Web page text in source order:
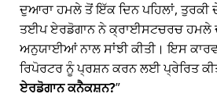
ਦੁਆਰਾ ਹਮਲੇ ਤੋਂ ਇੱਕ ਦਿਨ ਪਹਿਲਾਂ, ਤੁਰਕੀ
ਤਈਪ ਏਰਡੋਗਾਨ ਨੇ ਕ੍ਰਾਈਸਟਚਰਚ ਹਮਲੇ
ਅਨੁਯਾਈਆਂ ਨਾਲ ਸਾਂਝੀ ਕੀਤੀ। ਇਸ
ਰਿਪੋਰਟਰ ਨੂੰ ਪ੍ਰਸ਼ਨ ਕਰਨ ਲਈ ਪ੍ਰੇਰਿਤ
ਏਰਡੋਗਾਨ ਕਨੈਕਸ਼ਨ?